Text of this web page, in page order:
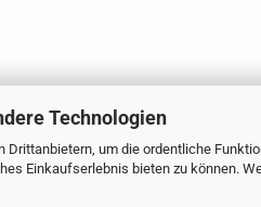
Technologien
um die ordentliche
Einkaufserlebnis bieten zu können.
Shopsoftwareby